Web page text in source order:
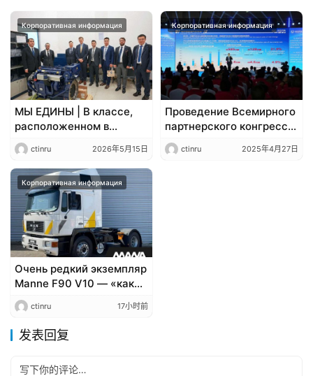
Корпоративная информация
МЫ ЕДИНЫ | В классе,
расположенном в
тысячах километров
отсюда, — тепло и
забота компании Weichai
ctinru 2026年5月15日
Корпоративная информация
Проведение Всемирного
партнерского конгресса
Victory Auto: намечены
новые горизонты
ctinru 2025年4月27日
Корпоративная информация
Очень редкий экземпляр
Manne F90 V10 — «как
новый автомобиль» —
доступен для продажи:
ранее это был самый
мощный коммерческий
ctinru 17小时前
发表回复